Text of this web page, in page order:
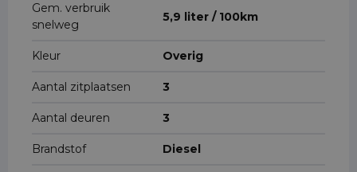
Gem. verbruik
snelweg
5,9 liter / 100km
Kleur Overig
Aantal zitplaatsen 3
Aantal deuren 3
Brandstof Diesel